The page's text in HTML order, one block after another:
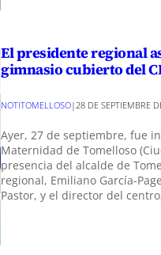
El presidente regional
gimnasio cubierto del
NOTITOMELLOSO| 28 DE SEPTIEMBRE
Ayer, 27 de septiembre, fue
Maternidad de Tomelloso
presencia del alcalde de
regional, Emiliano García-
Pastor, y el director del